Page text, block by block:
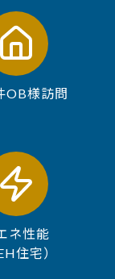
OB様訪問
ネ性能
住宅）